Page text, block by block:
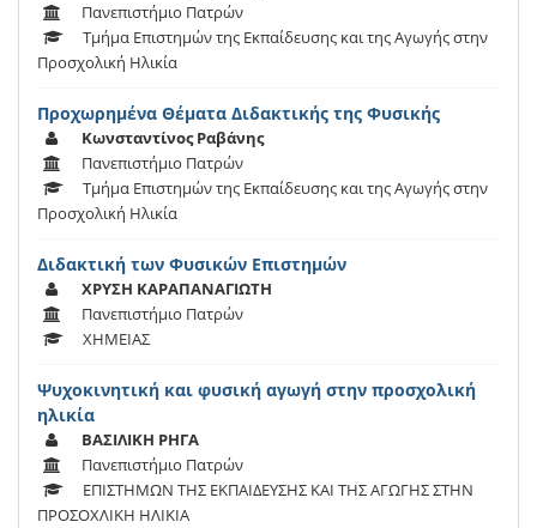
Πανεπιστήμιο Πατρών
Τμήμα Επιστημών της Εκπαίδευσης και της Αγωγής στην
Προσχολική Ηλικία
Προχωρημένα Θέματα Διδακτικής της Φυσικής
Κωνσταντίνος Ραβάνης
Πανεπιστήμιο Πατρών
Τμήμα Επιστημών της Εκπαίδευσης και της Αγωγής στην
Προσχολική Ηλικία
Διδακτική των Φυσικών Επιστημών
ΧΡΥΣΗ ΚΑΡΑΠΑΝΑΓΙΩΤΗ
Πανεπιστήμιο Πατρών
ΧΗΜΕΙΑΣ
Ψυχοκινητική και φυσική αγωγή στην προσχολική
ηλικία
ΒΑΣΙΛΙΚΗ ΡΗΓΑ
Πανεπιστήμιο Πατρών
ΕΠΙΣΤΗΜΩΝ ΤΗΣ ΕΚΠΑΙΔΕΥΣΗΣ ΚΑΙ ΤΗΣ ΑΓΩΓΗΣ ΣΤΗΝ
ΠΡΟΣΟΧΛΙΚΗ ΗΛΙΚΙΑ